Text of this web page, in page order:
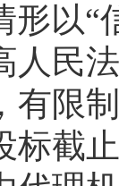
形以“
人民
有限
标截